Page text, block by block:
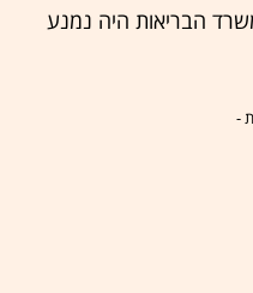
הבריאות היה נמנע
-